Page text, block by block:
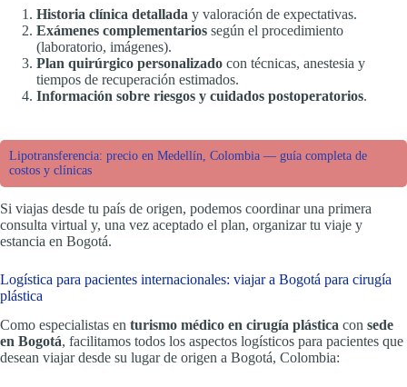
Historia clínica detallada y valoración de expectativas.
Exámenes complementarios según el procedimiento
(laboratorio, imágenes).
Plan quirúrgico personalizado con técnicas, anestesia y
tiempos de recuperación estimados.
Información sobre riesgos y cuidados postoperatorios.
Lipotransferencia: precio en Medellín, Colombia — guía completa de
costos y clínicas
Si viajas desde tu país de origen, podemos coordinar una primera
consulta virtual y, una vez aceptado el plan, organizar tu viaje y
estancia en Bogotá.
Logística para pacientes internacionales: viajar a Bogotá para cirugía
plástica
Como especialistas en turismo médico en cirugía plástica con sede
en Bogotá, facilitamos todos los aspectos logísticos para pacientes que
desean viajar desde su lugar de origen a Bogotá, Colombia: